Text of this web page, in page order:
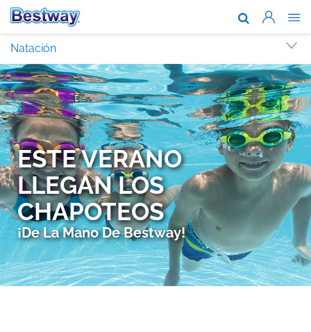
Acerca de
Soporte
Dónde
Noticias
Trabaja
Natación